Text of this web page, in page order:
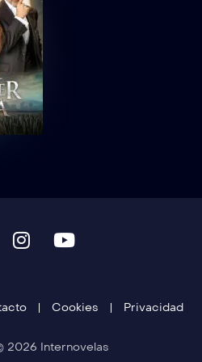
Cookies Privacidad
2026 Internovelas